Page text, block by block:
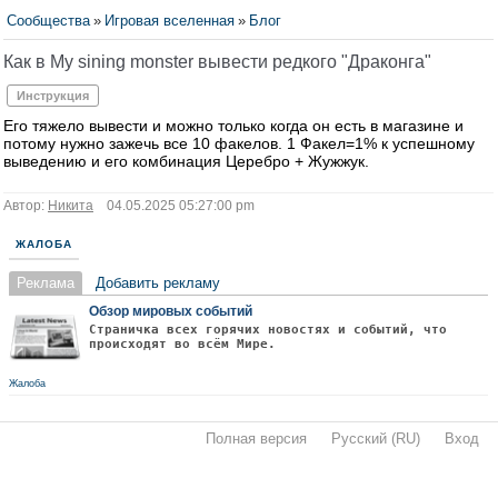
Сообщества » Игровая вселенная » Блог
Как в My sining monster вывести редкого "Драконга"
Инструкция
Его тяжело вывести и можно только когда он есть в магазине и
потому нужно зажечь все 10 факелов. 1 Факел=1% к успешному
выведению и его комбинация Церебро + Жужжук.
Автор: Никита 04.05.2025 05:27:00 pm
ЖАЛОБА
Реклама Добавить рекламу
Обзор мировых событий
Страничка всех горячих новостях и событий, что
происходят во всём Мире.
Жалоба
Полная версия Русский (RU) Вход